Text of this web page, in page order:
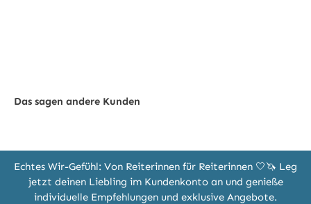
Das sagen andere Kunden
Echtes Wir-Gefühl: Von Reiterinnen für Reiterinnen 🤍🦄 Leg
jetzt deinen Liebling im Kundenkonto an und genieße
individuelle Empfehlungen und exklusive Angebote.